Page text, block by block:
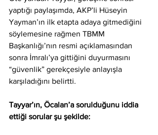
yaptığı paylaşımda, AKP’li Hüseyin
Yayman’ın ilk etapta adaya gitmediğini
söylemesine rağmen TBMM
Başkanlığı’nın resmi açıklamasından
sonra İmralı’ya gittiğini duyurmasını
“güvenlik” gerekçesiyle anlayışla
karşıladığını belirtti.
Tayyar’ın, Öcalan’a sorulduğunu iddia
ettiği sorular şu şekilde: